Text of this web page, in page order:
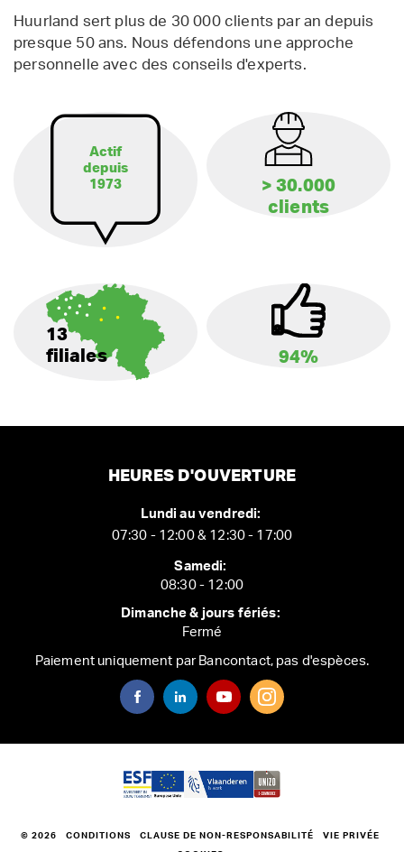
Huurland sert plus de 30 000 clients par an depuis
presque 50 ans. Nous défendons une approche
personnelle avec des conseils d'experts.
Actif
depuis
1973
> 30.000
clients
13
filiales
94%
HEURES D'OUVERTURE
Lundi au vendredi:
07:30 - 12:00 & 12:30 - 17:00
Samedi:
08:30 - 12:00
Dimanche & jours fériés:
Fermé
Paiement uniquement par Bancontact, pas d'espèces.
© 2026 CONDITIONS CLAUSE DE NON-RESPONSABILITÉ VIE PRIVÉE